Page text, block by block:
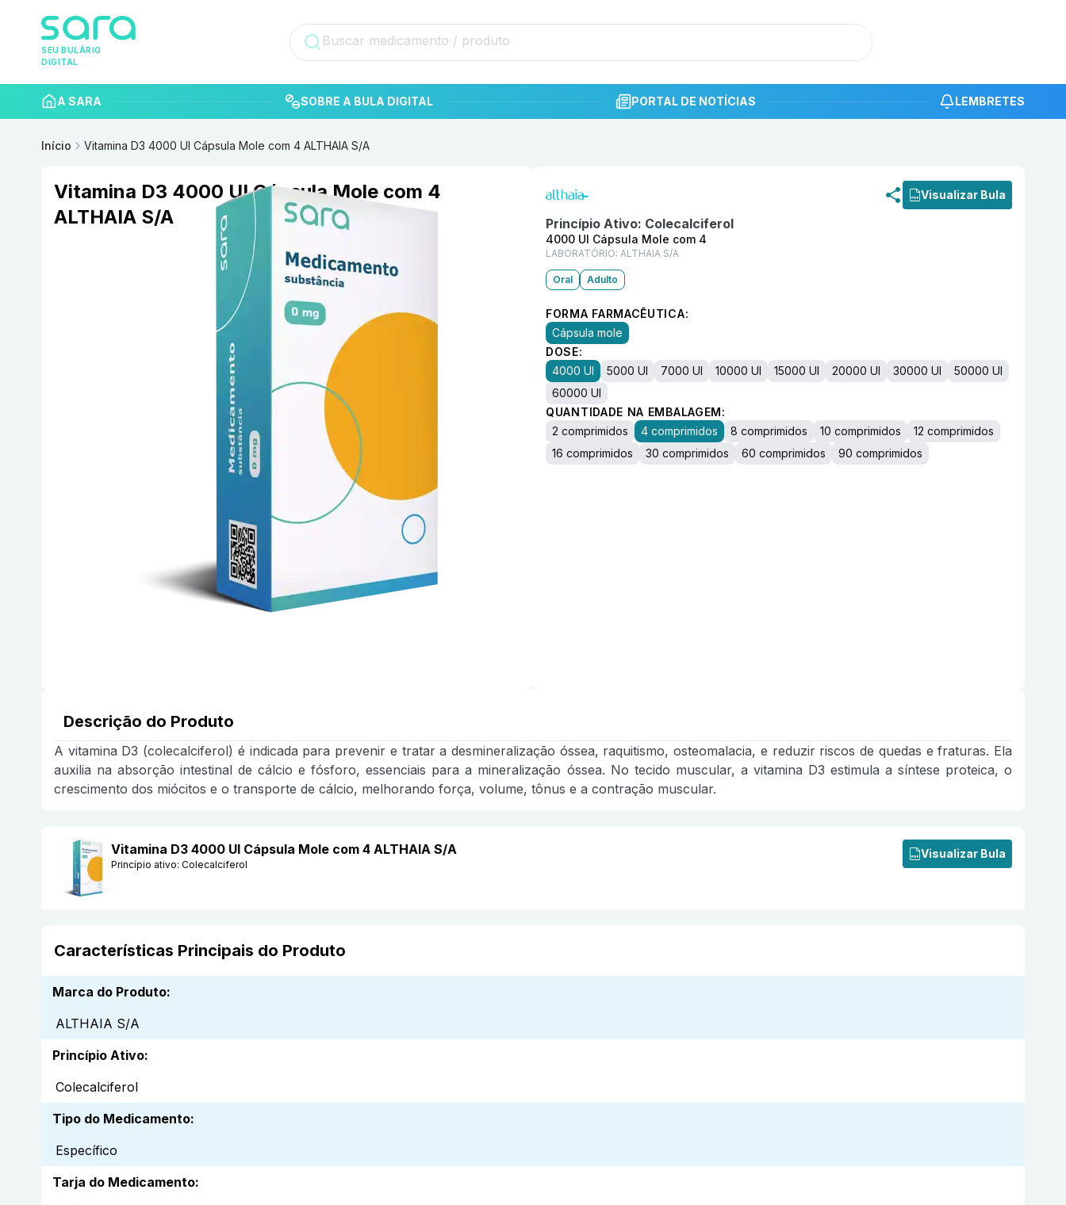
SEU BULÁRIO
DIGITAL
A SARA SOBRE A BULA DIGITAL PORTAL DE NOTÍCIAS LEMBRETES
Início Vitamina D3 4000 UI Cápsula Mole com 4 ALTHAIA S/A
Vitamina D3 4000 UI Cápsula Mole com 4
ALTHAIA S/A
Visualizar Bula
Princípio Ativo: Colecalciferol
4000 UI Cápsula Mole com 4
LABORATÓRIO: ALTHAIA S/A
Oral Adulto
FORMA FARMACÊUTICA:
Cápsula mole
DOSE:
4000 UI
5000 UI 7000 UI 10000 UI 15000 UI 20000 UI 30000 UI
50000 UI
60000 UI
QUANTIDADE NA EMBALAGEM:
2 comprimidos
4 comprimidos 8 comprimidos 10 comprimidos
12 comprimidos
16 comprimidos
30 comprimidos 60 comprimidos 90 comprimidos
Descrição do Produto
A vitamina D3 (colecalciferol) é indicada para prevenir e tratar a desmineralização óssea, raquitismo, osteomalacia, e reduzir riscos de quedas e fraturas. Ela
auxilia na absorção intestinal de cálcio e fósforo, essenciais para a mineralização óssea. No tecido muscular, a vitamina D3 estimula a síntese proteica, o
crescimento dos miócitos e o transporte de cálcio, melhorando força, volume, tônus e a contração muscular.
Vitamina D3 4000 UI Cápsula Mole com 4 ALTHAIA S/A
Princípio ativo: Colecalciferol
Visualizar Bula
Características Principais do Produto
Marca do Produto:
ALTHAIA S/A
Princípio Ativo:
Colecalciferol
Tipo do Medicamento:
Específico
Tarja do Medicamento: